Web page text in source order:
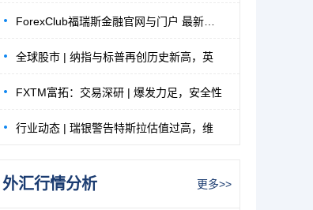
全球股市 | 纳指与标普再创历史新高，英
FXTM富拓：交易深研 | 爆发力足，安全性
行业动态 | 瑞银警告特斯拉估值过高，维
外汇行情分析 更多>>